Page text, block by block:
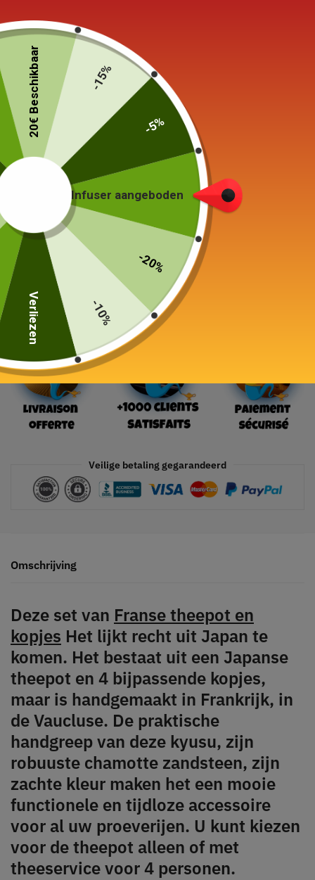
Franse theedienst
Kyusu LONG JING 450ml
€– 179,00€
In winkelwagen
Veilige betaling gegarandeerd
Omschrijving
Deze set van Franse theepot en
kopjes Het lijkt recht uit Japan te
komen. Het bestaat uit een Japanse
theepot en 4 bijpassende kopjes,
maar is handgemaakt in Frankrijk, in
de Vaucluse. De praktische
handgreep van deze kyusu, zijn
robuuste chamotte zandsteen, zijn
zachte kleur maken het een mooie
functionele en tijdloze accessoire
voor al uw proeverijen. U kunt kiezen
voor de theepot alleen of met
theeservice voor 4 personen.
Infuser aangeboden
-20%
-10%
Verliezen
20€ Beschikbaar -15%
-5%